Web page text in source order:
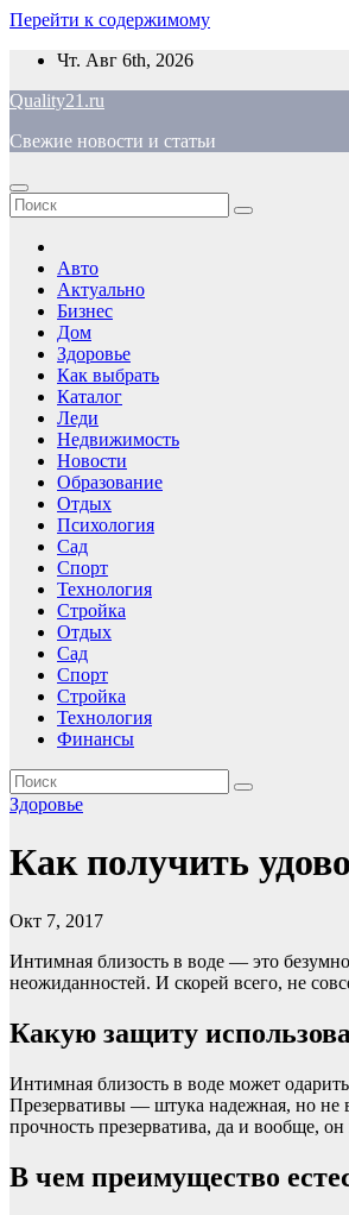
Перейти к содержимому
Чт. Авг 6th, 2026
Quality21.ru
Свежие новости и статьи
Авто
Актуально
Бизнес
Дом
Здоровье
Как выбрать
Каталог
Леди
Недвижимость
Новости
Образование
Отдых
Психология
Сад
Спорт
Технология
Стройка
Отдых
Сад
Спорт
Стройка
Технология
Финансы
Здоровье
Как получить
Окт 7, 2017
Интимная близость в воде — это
неожиданностей. И скорей всего, не
Какую защиту
Интимная близость в воде может
Презервативы — штука надежная, но не
прочность презерватива, да и вообще,
В чем преимущество